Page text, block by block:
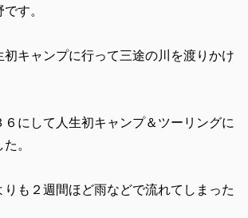
す。
初キャンプに行って三途の川を渡りかけ
にして人生初キャンプ＆ツーリングに
。
も２週間ほど雨などで流れてしまった